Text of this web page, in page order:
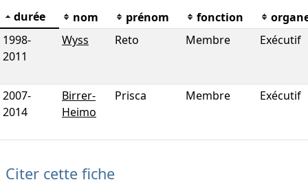
durée nom prénom fonction
1998-
2011
Wyss Reto Membre Exécutif
2007-
2014
Birrer-
Heimo
Prisca Membre Exécutif
Citer cette fiche